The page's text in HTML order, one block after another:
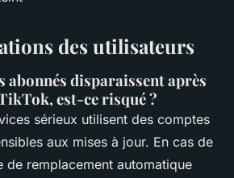
des utilisateurs
abonnés disparaissent après
est-ce risqué ?
sérieux utilisent des comptes
aux mises à jour. En cas de
de remplacement automatique